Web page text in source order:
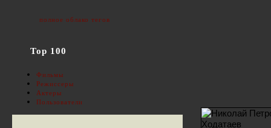
полное облако тегов
Top 100
Фильмы
Режиссеры
Актеры
Пользователи